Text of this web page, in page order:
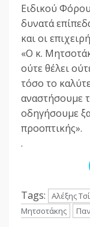
Ειδικού
δυνατά
και οι
«Ο κ.
ούτε θέλει
τόσο το
αναστήσουμε
οδηγήσουμε
προοπτικής».
.
Tags: Αλέξης
Μητσοτάκης